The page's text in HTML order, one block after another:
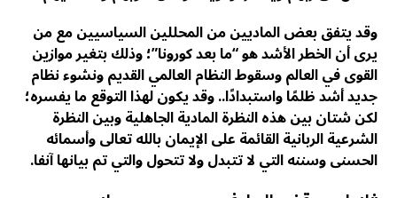
وقد يتفق بعض الماديين من المحللين السياسيين مع من
يرى أن الخطر الأشد هو “ما بعد كورونا”؛ وذلك بتغير موازين
القوى في العالم وسقوط النظام العالمي القديم ونشوء نظام
جديد أشد ظلمًا واستبدادًا.. وقد يكون لهذا التوقع ما يفسره؛
لكن شتان بين هذه النظرة المادية الجاهلية وبين النظرة
الشرعية الربانية القائمة على الإيمان بالله تعالى وأسمائه
الحسنى وسننه التي لا تتبدل ولا تتحول والتي تم بيانها آنفا.